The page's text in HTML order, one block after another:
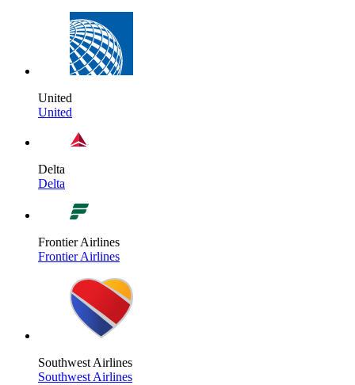
United
United
Delta
Delta
Frontier Airlines
Frontier Airlines
Southwest Airlines
Southwest Airlines